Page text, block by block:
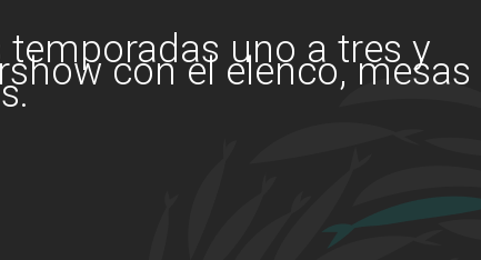
uno a tres y
con el elenco, mesas